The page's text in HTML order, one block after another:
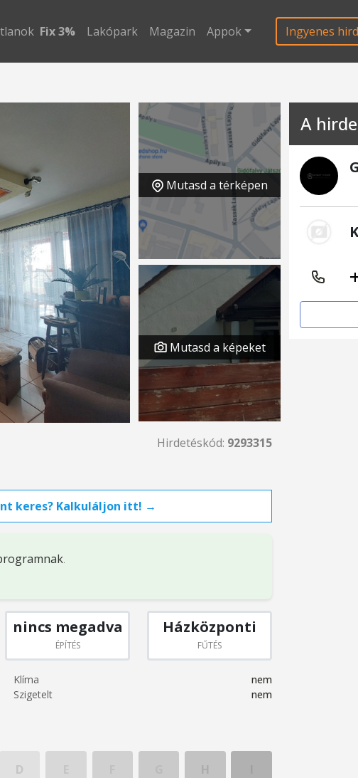
Fix 3% Lakópark Magazin Appok Ingyenes
Mutasd a térképen
Mutasd a képeket
Hirdetéskód: 9293315
keres? Kalkuláljon itt! →
.
nincs megadva
ÉPÍTÉS
Házközponti
FŰTÉS
Klíma
nem
Szigetelt
nem
D
A